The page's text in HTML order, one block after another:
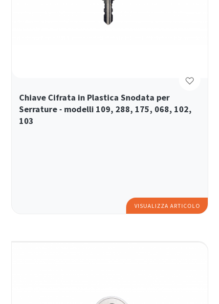
Chiave Cifrata in Plastica Snodata per
Serrature - modelli 109, 288, 175, 068, 102,
103
VISUALIZZA ARTICOLO